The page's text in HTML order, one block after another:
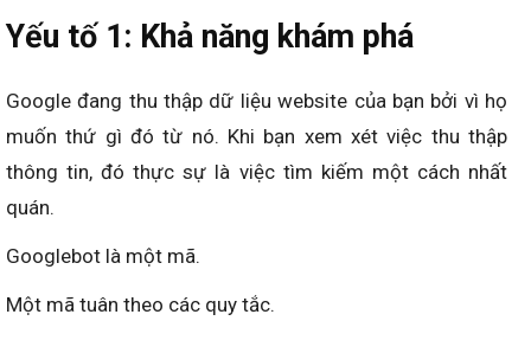
Yếu tố 1: Khả năng khám phá
Google đang thu thập dữ liệu website của bạn bởi vì họ
muốn thứ gì đó từ nó. Khi bạn xem xét việc thu thập
thông tin, đó thực sự là việc tìm kiếm một cách nhất
quán.
Googlebot là một mã.
Một mã tuân theo các quy tắc.